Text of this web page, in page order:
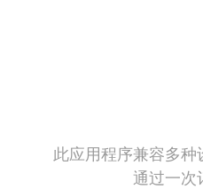
此应用程序兼容多种
通过一次